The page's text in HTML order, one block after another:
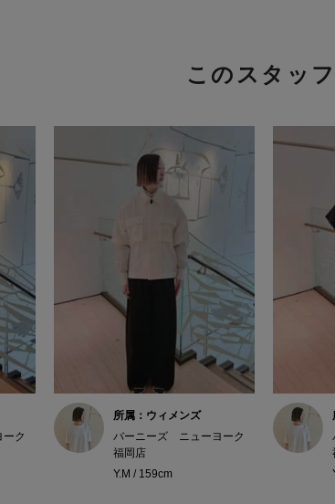
このスタッ
ク
所属：ウィメンズ
バーニーズ ニューヨーク
福岡店
Y.M / 159cm